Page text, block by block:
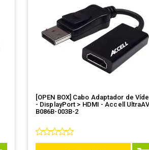
[OPEN BOX] Cabo Adaptador de
- DisplayPort > HDMI - Accell
B086B-003B-2